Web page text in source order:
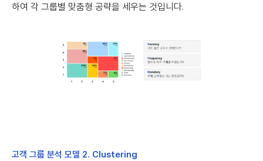
하여 각 그룹별 맞춤형 공략을 세우는 것입니다.
고객 그룹 분석 모델 2. Clustering